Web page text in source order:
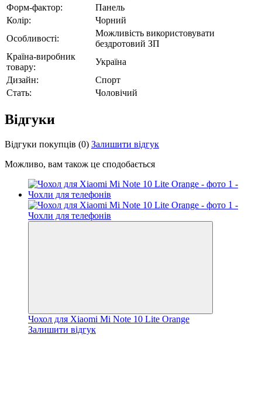
Форм-фактор:
Панель
Колір:
Чорний
Особливості:
Можливість використовувати
бездротовий ЗП
Країна-виробник
товару:
Україна
Дизайн:
Спорт
Стать:
Чоловічий
Відгуки
Відгуки покупців (0) Залишити відгук
Можливо, вам також це сподобається
Чохол для Xiaomi Mi Note 10 Lite Orange
Залишити відгук